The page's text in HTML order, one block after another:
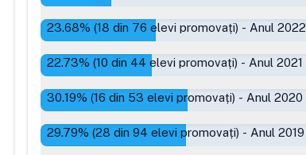
23.68% (18 din 76 elevi promovați) - Anul 2022
22.73% (10 din 44 elevi promovați) - Anul 2021
30.19% (16 din 53 elevi promovați) - Anul 2020
29.79% (28 din 94 elevi promovați) - Anul 2019